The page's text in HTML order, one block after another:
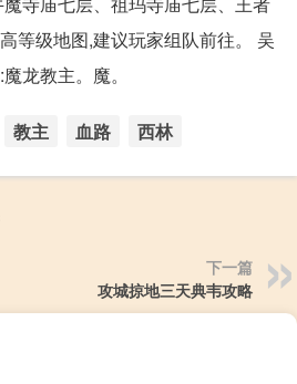
等级地图,建议玩家组队前往。 吴
龙教主。魔。
教主 血路 西林
下一篇
攻城掠地三天典韦攻略